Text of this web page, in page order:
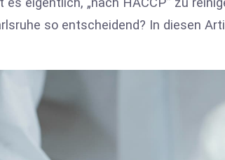
so entscheidend? In diesen